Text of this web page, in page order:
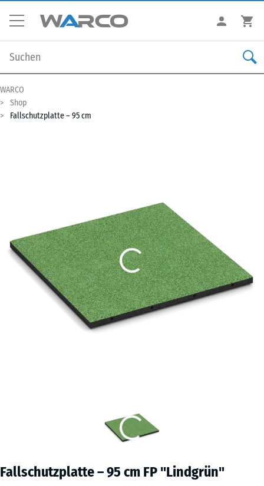
WARCO
Shop
Fallschutzplatte – 95 cm
Fallschutzplatte – 95 cm FP "Lindgrün"